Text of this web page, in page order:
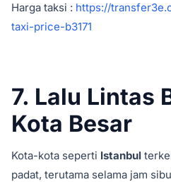
Harga taksi : https://
taxi-price-b3171
7. Lalu Lintas
Kota Besar
Kota-kota seperti Istanbul
padat, terutama selama jam